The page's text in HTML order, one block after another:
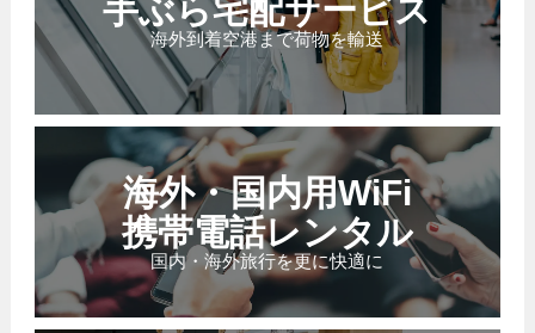
手ぶら宅配サービス
海外到着空港まで荷物を輸送
海外・国内用WiFi
携帯電話レンタル
国内・海外旅行を更に快適に